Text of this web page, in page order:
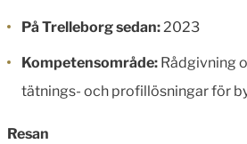
På Trelleborg sedan:2023
Kompetensområde: Rådgivning
tätnings- och profillösningar för
Resan